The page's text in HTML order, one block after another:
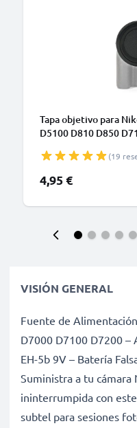
Tapa objetivo para
D5100 D810 D850
Funda antigolpes para
(19
4,95 €
VISIÓN GENERAL
Fuente de
D7000 D7100 D7200 –
EH-5b 9V – Batería
Suministra a tu
ininterrumpida con
subtel para sesiones